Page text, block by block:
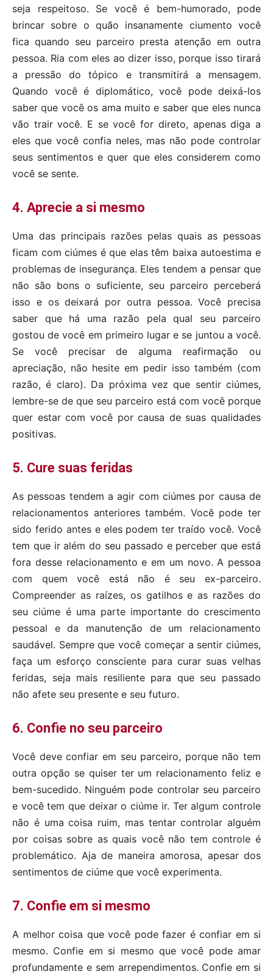
seja respeitoso. Se você é bem-humorado, pode
brincar sobre o quão insanamente ciumento você
fica quando seu parceiro presta atenção em outra
pessoa. Ria com eles ao dizer isso, porque isso tirará
a pressão do tópico e transmitirá a mensagem.
Quando você é diplomático, você pode deixá-los
saber que você os ama muito e saber que eles nunca
vão trair você. E se você for direto, apenas diga a
eles que você confia neles, mas não pode controlar
seus sentimentos e quer que eles considerem como
você se sente.
4. Aprecie a si mesmo
Uma das principais razões pelas quais as pessoas
ficam com ciúmes é que elas têm baixa autoestima e
problemas de insegurança. Eles tendem a pensar que
não são bons o suficiente, seu parceiro perceberá
isso e os deixará por outra pessoa. Você precisa
saber que há uma razão pela qual seu parceiro
gostou de você em primeiro lugar e se juntou a você.
Se você precisar de alguma reafirmação ou
apreciação, não hesite em pedir isso também (com
razão, é claro). Da próxima vez que sentir ciúmes,
lembre-se de que seu parceiro está com você porque
quer estar com você por causa de suas qualidades
positivas.
5. Cure suas feridas
As pessoas tendem a agir com ciúmes por causa de
relacionamentos anteriores também. Você pode ter
sido ferido antes e eles podem ter traído você. Você
tem que ir além do seu passado e perceber que está
fora desse relacionamento e em um novo. A pessoa
com quem você está não é seu ex-parceiro.
Compreender as raízes, os gatilhos e as razões do
seu ciúme é uma parte importante do crescimento
pessoal e da manutenção de um relacionamento
saudável. Sempre que você começar a sentir ciúmes,
faça um esforço consciente para curar suas velhas
feridas, seja mais resiliente para que seu passado
não afete seu presente e seu futuro.
6. Confie no seu parceiro
Você deve confiar em seu parceiro, porque não tem
outra opção se quiser ter um relacionamento feliz e
bem-sucedido. Ninguém pode controlar seu parceiro
e você tem que deixar o ciúme ir. Ter algum controle
não é uma coisa ruim, mas tentar controlar alguém
por coisas sobre as quais você não tem controle é
problemático. Aja de maneira amorosa, apesar dos
sentimentos de ciúme que você experimenta.
7. Confie em si mesmo
A melhor coisa que você pode fazer é confiar em si
mesmo. Confie em si mesmo que você pode amar
profundamente e sem arrependimentos. Confie em si